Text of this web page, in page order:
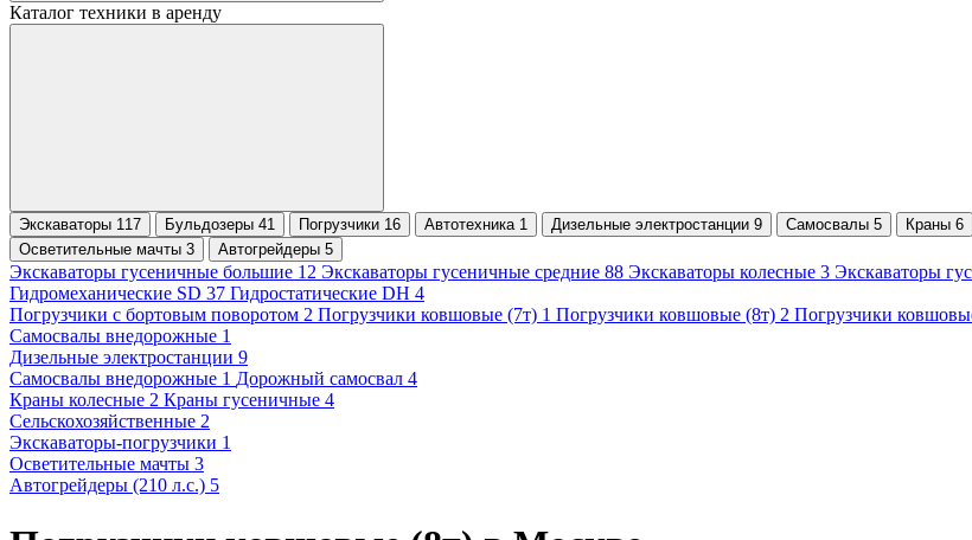
Каталог техники в аренду
Экскаваторы 117 Бульдозеры 41 Погрузчики 16 Автотехника 1 Дизельные электростанции 9 Самосвалы 5 Краны 6
Осветительные мачты 3
Автогрейдеры 5
Экскаваторы гусеничные большие 12 Экскаваторы гусеничные средние 88 Экскаваторы колесные 3 Экскаваторы
Гидромеханические SD 37 Гидростатические DH 4
Погрузчики с бортовым поворотом 2 Погрузчики ковшовые (7т) 1 Погрузчики ковшовые (8т) 2 Погрузчики
Самосвалы внедорожные 1
Дизельные электростанции 9
Самосвалы внедорожные 1 Дорожный самосвал 4
Краны колесные 2 Краны гусеничные 4
Сельскохозяйственные 2
Экскаваторы-погрузчики 1
Осветительные мачты 3
Автогрейдеры (210 л.с.) 5